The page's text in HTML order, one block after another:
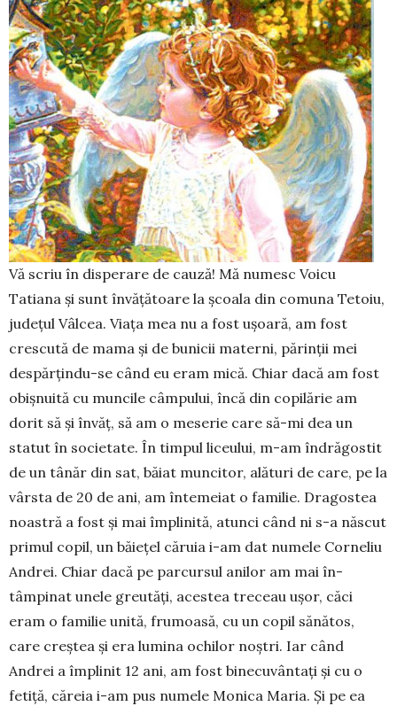
Vă scriu în disperare de cauză! Mă numesc Voicu
Tatiana și sunt învățătoare la școala din co­muna Te­toiu,
județul Vâlcea. Viața mea nu a fost ușoară, am fost
crescută de mama și de bunicii materni, părinții mei
despărțindu-se când eu eram mică. Chiar dacă am fost
obișnuită cu muncile câmpului, încă din co­pilărie am
dorit să și învăț, să am o meserie care să-mi dea un
statut în societate. În timpul liceului, m-am îndrăgostit
de un tânăr din sat, băiat muncitor, alături de care, pe la
vârsta de 20 de ani, am întemeiat o familie. Dragostea
noastră a fost și mai împlinită, atunci când ni s-a născut
primul co­pil, un băiețel căruia i-am dat numele Corneliu
An­drei. Chiar dacă pe parcursul anilor am mai în­
tâmpinat unele greutăți, acestea treceau ușor, căci
eram o familie unită, fru­moasă, cu un copil sănătos,
care creștea și era lu­mina ochilor noștri. Iar când
Andrei a împlinit 12 ani, am fost binecuvântați și cu o
fetiță, căreia i-am pus nu­mele Monica Maria. Și pe ea